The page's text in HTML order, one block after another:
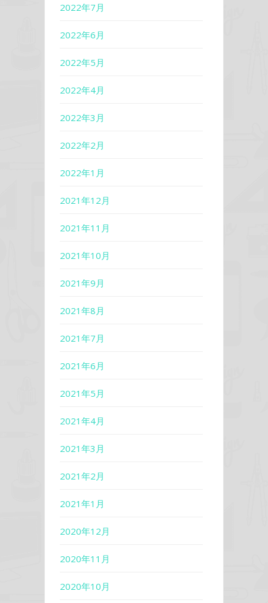
2022年7月
2022年6月
2022年5月
2022年4月
2022年3月
2022年2月
2022年1月
2021年12月
2021年11月
2021年10月
2021年9月
2021年8月
2021年7月
2021年6月
2021年5月
2021年4月
2021年3月
2021年2月
2021年1月
2020年12月
2020年11月
2020年10月